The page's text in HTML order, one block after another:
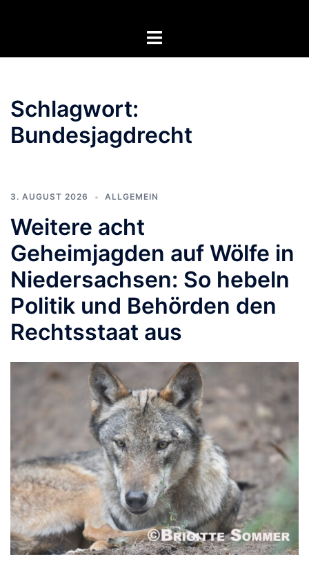
Menü
Schlagwort:
Bundesjagdrecht
3. AUGUST 2026 ALLGEMEIN
Weitere acht
Geheimjagden auf Wölfe in
Niedersachsen: So hebeln
Politik und Behörden den
Rechtsstaat aus